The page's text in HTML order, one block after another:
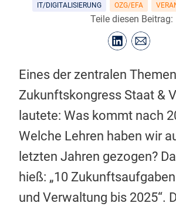
IT/DIGITALISIERUNG
OZG/EFA
Teile diesen Beitrag:
Eines der zentralen
Zukunftskongress Staat &
lautete: Was kommt nach
Welche Lehren haben wir
letzten Jahren gezogen?
hieß: „10
und Verwaltung bis 2025“.